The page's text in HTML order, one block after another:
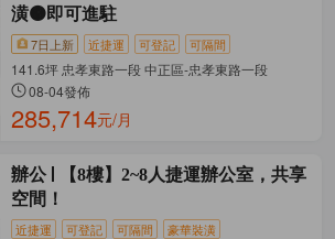
潢🟠即可進駐
7日上新 近捷運 可登記 可隔間
141.6坪 忠孝東路一段 中正區-忠孝東路一段
08-04發佈
285,714元/月
辦公
【8樓】2~8人捷運辦公室，共享
空間！
近捷運 可登記 可隔間 豪華裝潢